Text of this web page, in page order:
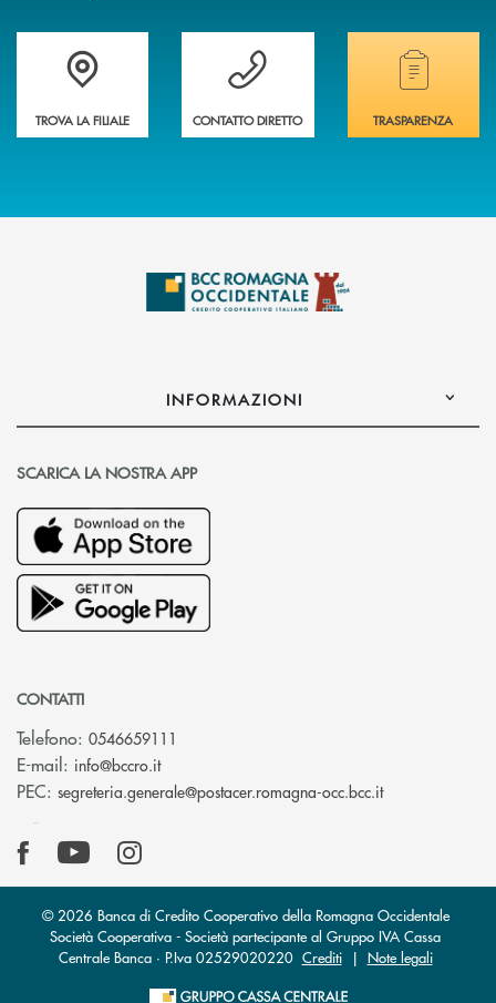
Accedi all' elenco completo delle filiali della banca.
TROVA LA FILIALE
Hai bisogno di assistenza immediata?
CONTATTO DIRETTO
Hai bisogno di
TRASPARENZA
INFORMAZIONI
SCARICA LA NOSTRA APP
CONTATTI
Telefono: 0546659111
E-mail: info@bccro.it(si apre l’app di posta elettronica)
PEC: segreteria.generale@postacer.romagna-occ.bcc.it(si apre l’app
© 2026 Banca di Credito Cooperativo della Romagna Occidentale
Società Cooperativa - Società partecipante al Gruppo IVA Cassa
Centrale Banca · P.Iva 02529020220 Crediti| Note legali